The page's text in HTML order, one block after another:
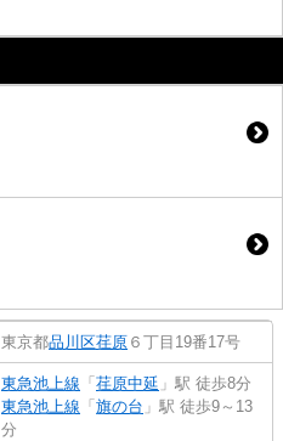
東京都品川区荏原 ６丁目19番17号
東急池上線 「 荏原中延 」駅 徒歩8分
東急池上線 「 旗の台 」駅 徒歩9～13
分